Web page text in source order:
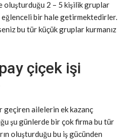
oluşturduğu 2 – 5 kişilik gruplar
bir hale getirmektedirler.
bu tür küçük gruplar kurmanız
çiçek işi
geçiren ailelerin ek kazanç
şu günlerde bir çok firma bu tür
oluşturduğu bu iş gücünden